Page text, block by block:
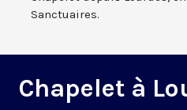
Sanctuaires.
Chapelet à